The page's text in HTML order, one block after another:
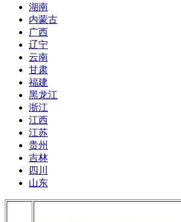
湖南
内蒙古
广西
辽宁
云南
甘肃
福建
黑龙江
浙江
江西
江苏
贵州
吉林
四川
山东